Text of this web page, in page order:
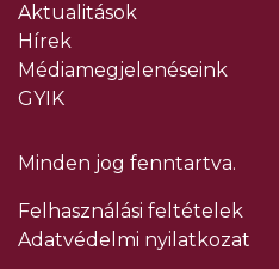
Aktualitások
Hírek
Médiamegjelenéseink
GYIK
Minden jog fenntartva.
Felhasználási feltételek
Adatvédelmi nyilatkozat